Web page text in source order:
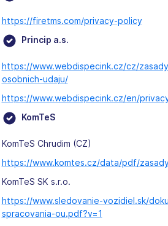
https://firetms.com/privacy-policy
Princip a.s.
https://www.webdispecink.cz/cz/
osobnich-udaju/
https://www.webdispecink.cz/en/
KomTeS
KomTeS Chrudim (CZ)
https://www.komtes.cz/data/pdf/
KomTeS SK s.r.o.
https://www.sledovanie-vozidiel.sk/
spracovania-ou.pdf?v=1